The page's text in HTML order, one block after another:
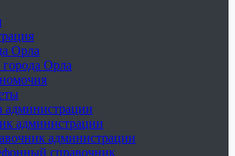
Орла
Орла
администрации
администрации
администрации
справочник